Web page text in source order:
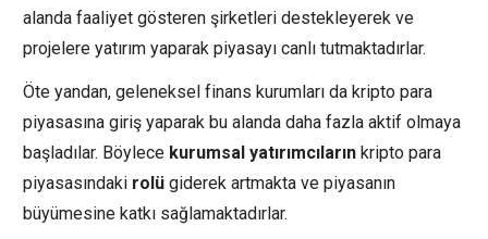
alanda faaliyet gösteren şirketleri destekleyerek ve
projelere yatırım yaparak piyasayı canlı tutmaktadırlar.
Öte yandan, geleneksel finans kurumları da kripto para
piyasasına giriş yaparak bu alanda daha fazla aktif olmaya
başladılar. Böylece kurumsal yatırımcıların kripto para
piyasasındaki rolü giderek artmakta ve piyasanın
büyümesine katkı sağlamaktadırlar.